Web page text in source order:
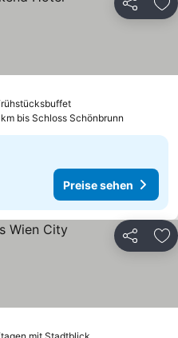
Teilen
km bis Schloss Schönbrunn
Preise sehen
Teilen
mit Stadtblick